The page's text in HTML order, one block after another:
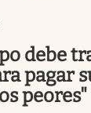
debe
pagar